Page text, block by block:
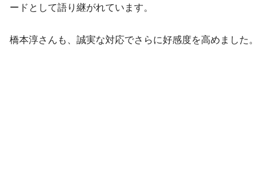
ードとして語り継がれています。
橋本淳さんも、誠実な対応でさらに好感度を高めました。